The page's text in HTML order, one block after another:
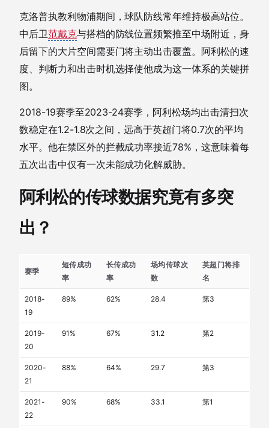
克洛普执教利物浦期间，球队防线常年维持极高站位。
中后卫范戴克与搭档的防线位置频繁推至中场附近，身
后留下的大片空间需要门将主动出击覆盖。阿利松的速
度、判断力和出击时机选择使他成为这一体系的关键拼
图。
2018-19赛季至2023-24赛季，阿利松场均出击清扫次
数稳定在1.2-1.8次之间，远高于英超门将0.7次的平均
水平。他在禁区外的拦截成功率接近78%，这意味着每
五次出击中仅有一次未能成功化解威胁。
阿利松的传球数据究竟有多突
出？
赛季
短传成功
率
长传成功
率
场均传球次
数
英超门将排
名
2018-
19
89% 62% 28.4 第3
2019-
20
91% 67% 31.2 第2
2020-
21
88% 64% 29.7 第3
2021-
22
90% 68% 33.1 第1